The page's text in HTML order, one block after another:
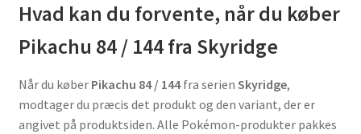
Hvad kan du forvente, når du køber
Pikachu 84 / 144 fra Skyridge
Når du køberPikachu 84 / 144fra serien Skyridge,
modtager du præcis det produkt og den variant, der er
angivet på produktsiden. Alle Pokémon-produkter pakkes